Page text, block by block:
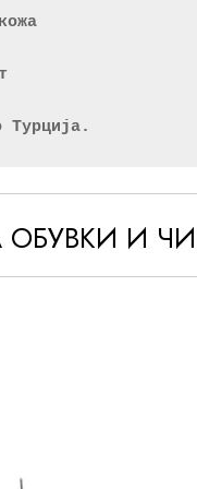
Турција.
ОБУВКИ И